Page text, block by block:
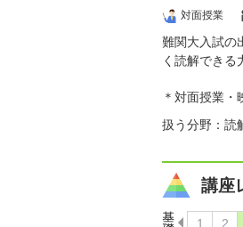
対面授業
難関大入試の
く読解できる
＊対面授業・
扱う分野：読
講座